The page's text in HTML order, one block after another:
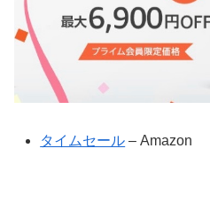
タイムセール – Amazon